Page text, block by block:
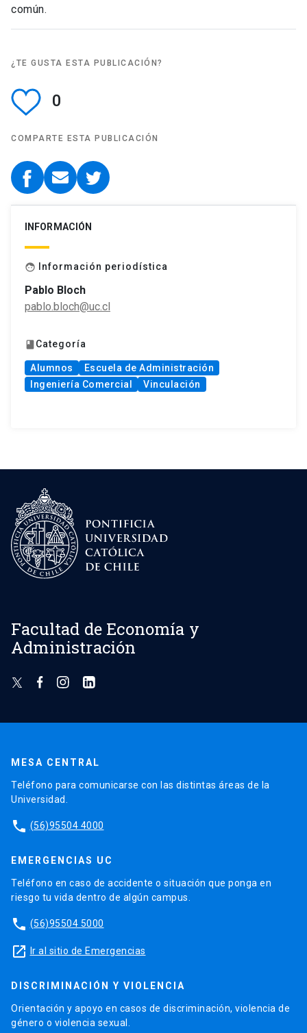
común.
¿TE GUSTA ESTA PUBLICACIÓN?
0
COMPARTE ESTA PUBLICACIÓN
INFORMACIÓN
face Información periodística
Pablo Bloch
pablo.bloch@uc.cl
book Categoría
Alumnos
Escuela de Administración
Ingeniería Comercial
Vinculación
Facultad de Economía y
Administración
MESA CENTRAL
Teléfono para comunicarse con las distintas áreas de la
Universidad.
phone (56)95504 4000
EMERGENCIAS UC
Teléfono en caso de accidente o situación que ponga en
riesgo tu vida dentro de algún campus.
phone (56)95504 5000
launch Ir al sitio de Emergencias
DISCRIMINACIÓN Y VIOLENCIA
Orientación y apoyo en casos de discriminación, violencia de
género o violencia sexual.